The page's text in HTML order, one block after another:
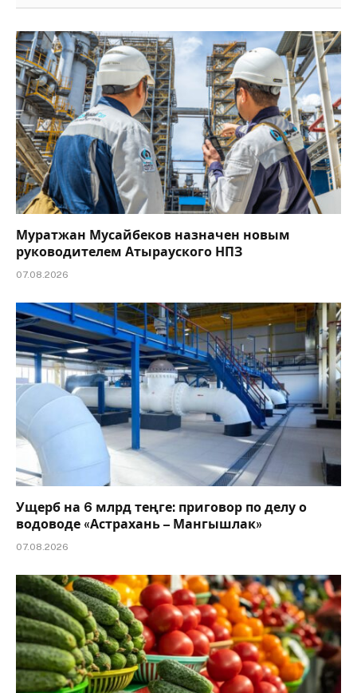
Муратжан Мусайбеков назначен новым
руководителем Атырауского НПЗ
07.08.2026
Ущерб на 6 млрд теңге: приговор по делу о
водоводе «Астрахань – Мангышлак»
07.08.2026